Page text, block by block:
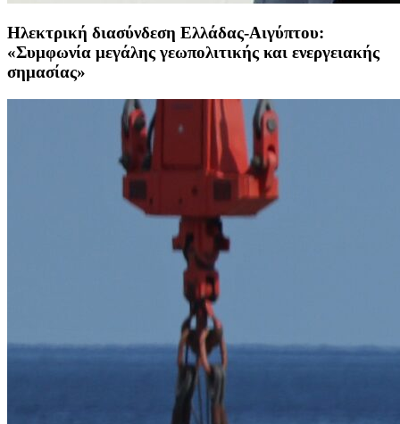
Ηλεκτρική διασύνδεση Ελλάδας-Αιγύπτου:
«Συμφωνία μεγάλης γεωπολιτικής και ενεργειακής
σημασίας»